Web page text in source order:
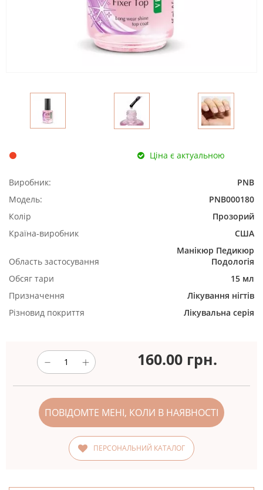
Ціна є актуальною
Виробник:
PNB
Модель:
PNB000180
Колір
Прозорий
Країна-виробник
США
Область застосування
Манікюр Педикюр
Подологія
Обсяг тари
15 мл
Призначення
Лікування нігтів
Різновид покриття
Лікувальна серія
160.00 грн.
ПОВІДОМТЕ МЕНІ, КОЛИ В НАЯВНОСТІ
ПЕРСОНАЛЬНИЙ КАТАЛОГ